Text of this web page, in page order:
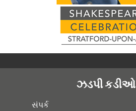
ઝડપી કડીઓ
સંપર્ક